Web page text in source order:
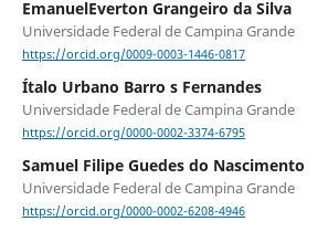
EmanuelEverton Grangeiro da Silva
Universidade Federal de Campina Grande
https://orcid.org/0009-0003-1446-0817
Ítalo Urbano Barro s Fernandes
Universidade Federal de Campina Grande
https://orcid.org/0000-0002-3374-6795
Samuel Filipe Guedes do Nascimento
Universidade Federal de Campina Grande
https://orcid.org/0000-0002-6208-4946